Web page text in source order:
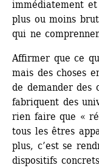
immédiatement
plus ou moins
qui ne
Affirmer que ce
mais des choses
de demander des
fabriquent des
rien faire que «
tous les êtres
plus, c’est se
dispositifs